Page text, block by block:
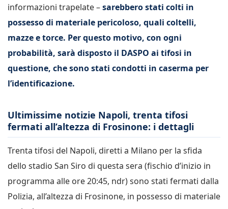
informazioni trapelate –sarebbero stati colti in
possesso di materiale pericoloso, quali coltelli,
mazze e torce. Per questo motivo, con ogni
probabilità, sarà disposto il DASPO ai tifosi in
questione, che sono stati condotti in caserma per
l’identificazione.
Ultimissime notizie Napoli, trenta tifosi
fermati all’altezza di Frosinone: i dettagli
Trenta tifosi del Napoli, diretti a Milano per la sfida
dello stadio San Siro di questa sera (fischio d’inizio in
programma alle ore 20:45, ndr) sono stati fermati dalla
Polizia, all’altezza di Frosinone, in possesso di materiale